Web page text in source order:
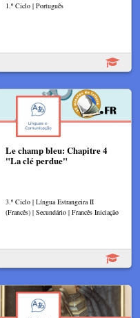
1.º Ciclo | Português
Le champ bleu: Chapitre 4
"La clé perdue"
3.º Ciclo | Língua Estrangeira II
(Francês) | Secundário | Francês Iniciação